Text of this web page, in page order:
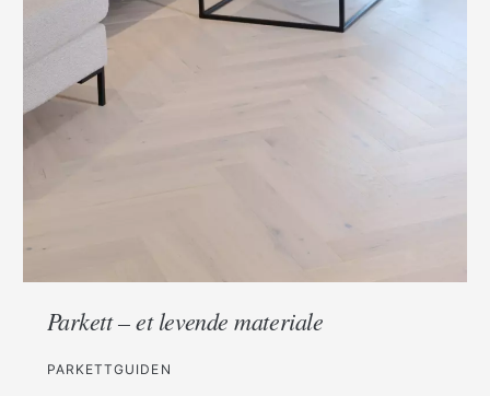
Parkett – et levende materiale
PARKETTGUIDEN